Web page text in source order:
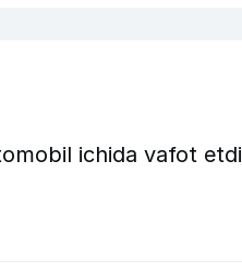
ichida vafot etdi